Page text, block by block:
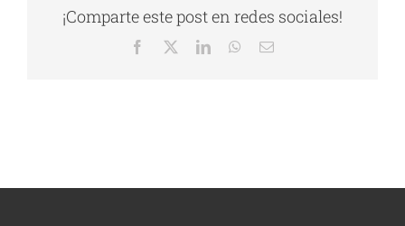
¡Comparte este post en redes sociales!
Facebook LinkedInWhatsApp
Correo